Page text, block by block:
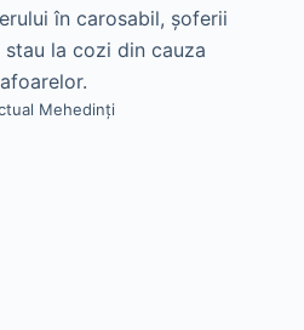
în carosabil, șoferii
stau la cozi din cauza
Mehedinți